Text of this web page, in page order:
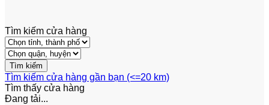
Tìm kiếm cửa hàng
Tìm kiếm cửa hàng gần bạn (<=20 km)
Tìm thấy cửa hàng
Đang tải...